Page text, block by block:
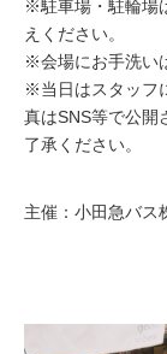
※駐車場・駐輪場
えください。
※会場にお手洗い
※当日はスタッフ
真はSNS等で公開
了承ください。
主催：小田急バス